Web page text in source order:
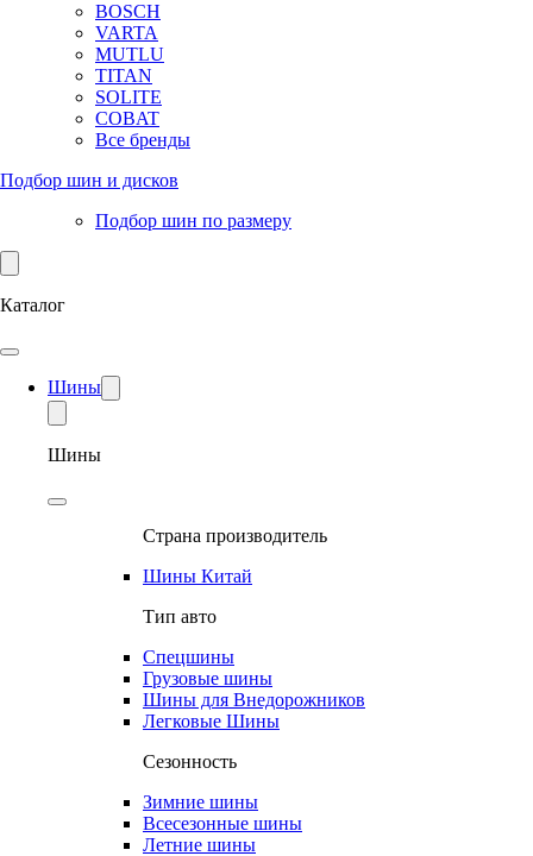
BOSCH
VARTA
MUTLU
TITAN
SOLITE
COBAT
Все бренды
Подбор шин и дисков
Подбор шин по размеру
Каталог
Шины
Шины
Страна производитель
Шины Китай
Тип авто
Спецшины
Грузовые шины
Шины для Внедорожников
Легковые Шины
Сезонность
Зимние шины
Всесезонные шины
Летние шины